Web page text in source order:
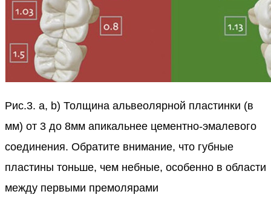
Рис.3. a, b) Толщина альвеолярной пластинки (в
мм) от 3 до 8мм апикальнее цементно-эмалевого
соединения. Обратите внимание, что губные
пластины тоньше, чем небные, особенно в области
между первыми премолярами